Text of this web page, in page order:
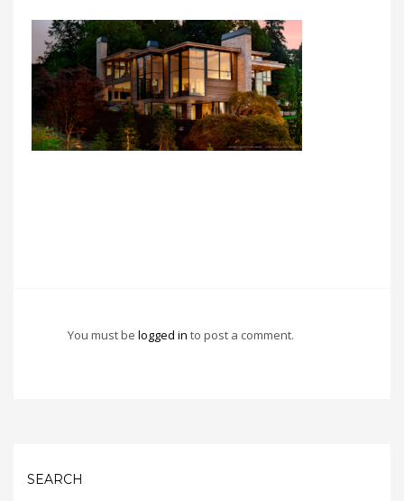
You must be logged in to post a comment.
SEARCH